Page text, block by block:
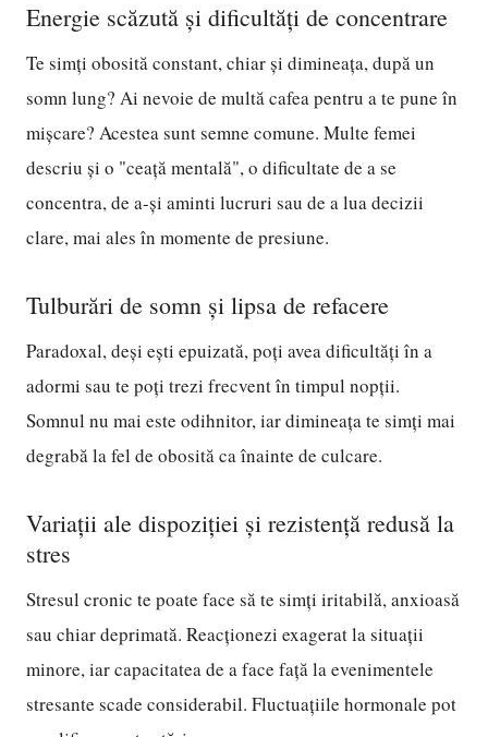
Energie scăzută și dificultăți de concentrare
Te simți obosită constant, chiar și dimineața, după un
somn lung? Ai nevoie de multă cafea pentru a te pune în
mișcare? Acestea sunt semne comune. Multe femei
descriu și o "ceață mentală", o dificultate de a se
concentra, de a-și aminti lucruri sau de a lua decizii
clare, mai ales în momente de presiune.
Tulburări de somn și lipsa de refacere
Paradoxal, deși ești epuizată, poți avea dificultăți în a
adormi sau te poți trezi frecvent în timpul nopții.
Somnul nu mai este odihnitor, iar dimineața te simți mai
degrabă la fel de obosită ca înainte de culcare.
Variații ale dispoziției și rezistență redusă la
stres
Stresul cronic te poate face să te simți iritabilă, anxioasă
sau chiar deprimată. Reacționezi exagerat la situații
minore, iar capacitatea de a face față la evenimentele
stresante scade considerabil. Fluctuațiile hormonale pot